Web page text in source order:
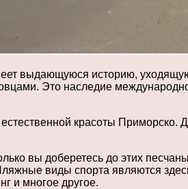
выдающуюся историю,
Это наследие
красоты Приморско.
вы доберетесь до этих
виды спорта являются
и многое другое.